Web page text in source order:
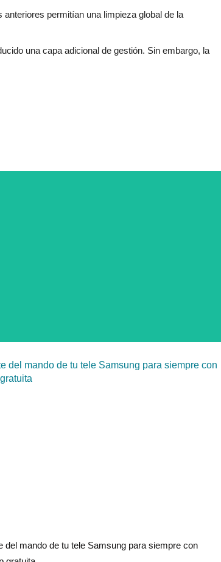
anteriores permitían una limpieza global de la
una capa adicional de gestión. Sin embargo, la
del mando de tu tele Samsung para siempre con